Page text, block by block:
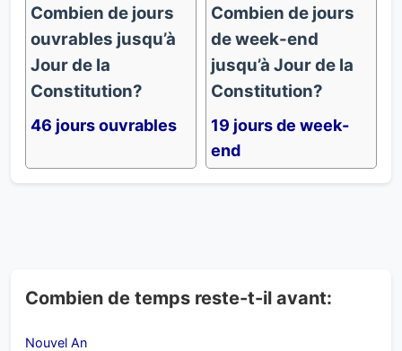
Combien de jours
ouvrables jusqu’à
Jour de la
Constitution?
46 jours ouvrables
Combien de jours
de week-end
jusqu’à Jour de la
Constitution?
19 jours de week-
end
Combien de temps reste-t-il avant:
Nouvel An